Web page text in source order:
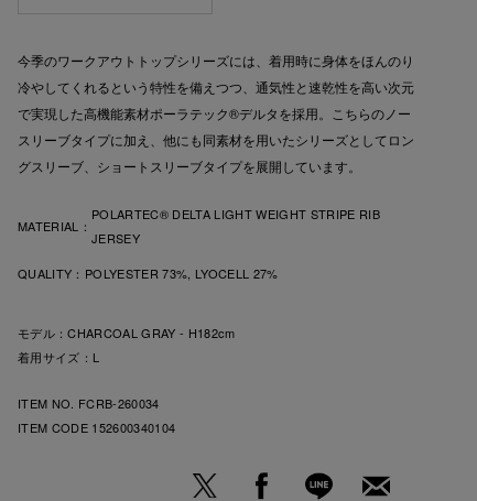
今季のワークアウトトップシリーズには、着用時に身体をほんのり
冷やしてくれるという特性を備えつつ、通気性と速乾性を高い次元
で実現した高機能素材ポーラテック®デルタを採用。こちらのノー
スリーブタイプに加え、他にも同素材を用いたシリーズとしてロン
グスリーブ、ショートスリーブタイプを展開しています。
MATERIAL：
POLARTEC® DELTA LIGHT WEIGHT STRIPE RIB
JERSEY
QUALITY： POLYESTER 73%, LYOCELL 27%
モデル：CHARCOAL GRAY - H182cm
着用サイズ：L
ITEM NO. FCRB-260034
ITEM CODE 152600340104